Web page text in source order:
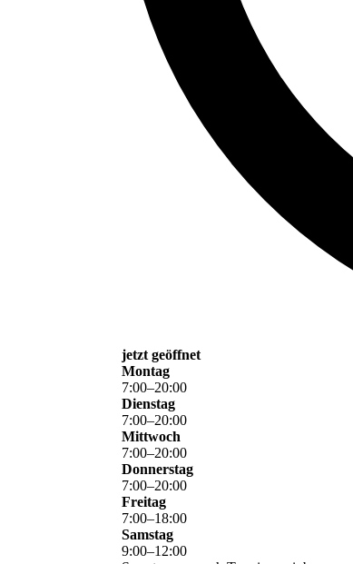
jetzt geöffnet
Montag
7:00–20:00
Dienstag
7:00–20:00
Mittwoch
7:00–20:00
Donnerstag
7:00–20:00
Freitag
7:00–18:00
Samstag
9:00–12:00